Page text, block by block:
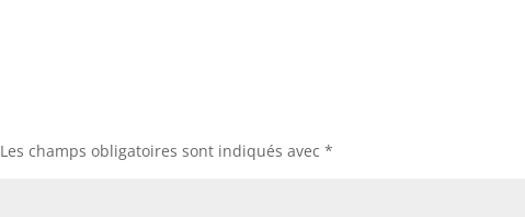
Les champs obligatoires sont indiqués avec*